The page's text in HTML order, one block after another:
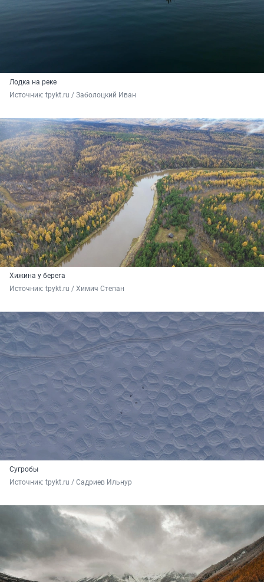
Лодка на реке
Источник: tpykt.ru / Заболоцкий Иван
Хижина у берега
Источник: tpykt.ru / Химич Степан
Сугробы
Источник: tpykt.ru / Садриев Ильнур